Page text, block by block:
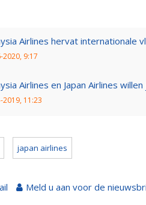
Airlines hervat internationale
2020, 9:17
Airlines en Japan Airlines
2019, 11:23
japan airlines
Meld u aan voor de